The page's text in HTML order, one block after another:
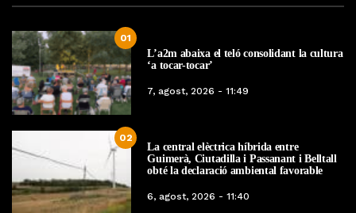
01
L’a2m abaixa el teló consolidant la cultura
‘a tocar-tocar’
7, agost, 2026 - 11:49
02
La central elèctrica híbrida entre
Guimerà, Ciutadilla i Passanant i Belltall
obté la declaració ambiental favorable
6, agost, 2026 - 11:40